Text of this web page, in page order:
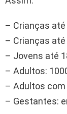
– Crianças até
– Crianças até
– Jovens até
– Adultos:
– Adultos com
– Gestantes: